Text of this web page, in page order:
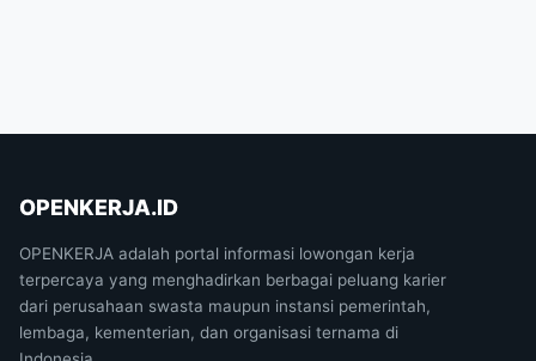
OPENKERJA.ID
OPENKERJA adalah portal informasi lowongan kerja
terpercaya yang menghadirkan berbagai peluang karier
dari perusahaan swasta maupun instansi pemerintah,
lembaga, kementerian, dan organisasi ternama di